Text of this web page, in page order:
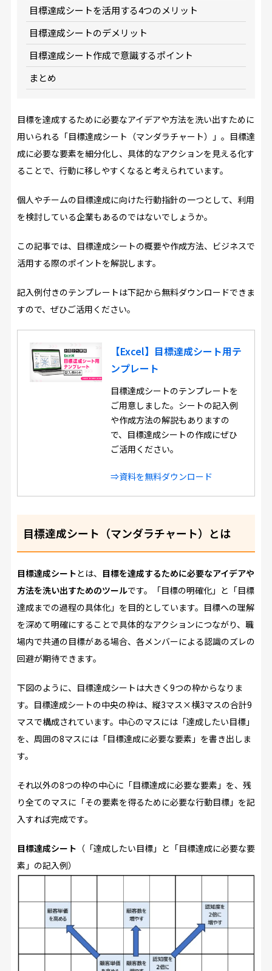
目標達成シートを活用する4つのメリット
目標達成シートのデメリット
目標達成シート作成で意識するポイント
まとめ
目標を達成するために必要なアイデアや方法を洗い出すために
用いられる「目標達成シート（マンダラチャート）」。目標達
成に必要な要素を細分化し、具体的なアクションを見える化す
ることで、行動に移しやすくなると考えられています。
個人やチームの目標達成に向けた行動指針の一つとして、利用
を検討している企業もあるのではないでしょうか。
この記事では、目標達成シートの概要や作成方法、ビジネスで
活用する際のポイントを解説します。
記入例付きのテンプレートは下記から無料ダウンロードできま
すので、ぜひご活用ください。
【Excel】目標達成シート用テ
ンプレート
目標達成シートのテンプレートを
ご用意しました。シートの記入例
や作成方法の解説もありますの
で、目標達成シートの作成にぜひ
ご活用ください。
⇒資料を無料ダウンロード
目標達成シート（マンダラチャート）とは
目標達成シートとは、 目標を達成するために必要なアイデアや
方法を洗い出すためのツールです。「目標の明確化」と「目標
達成までの過程の具体化」を目的としています。目標への理解
を深めて明確にすることで具体的なアクションにつながり、職
場内で共通の目標がある場合、各メンバーによる認識のズレの
回避が期待できます。
下図のように、目標達成シートは大きく9つの枠からなりま
す。目標達成シートの中央の枠は、縦3マス×横3マスの合計9
マスで構成されています。中心のマスには「達成したい目標」
を、周囲の8マスには「目標達成に必要な要素」を書き出しま
す。
それ以外の8つの枠の中心に「目標達成に必要な要素」を、残
り全てのマスに「その要素を得るために必要な行動目標」を記
入すれば完成です。
目標達成シート （「達成したい目標」と「目標達成に必要な要
素」の記入例）